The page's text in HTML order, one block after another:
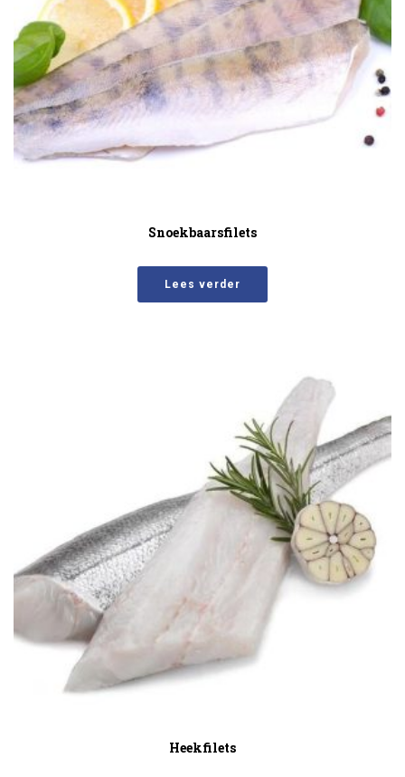
Snoekbaarsfilets
Lees verder
Heekfilets